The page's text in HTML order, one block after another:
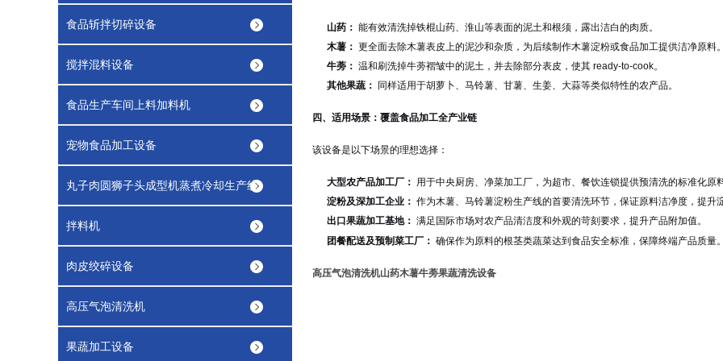
食品斩拌切碎设备
搅拌混料设备
食品生产车间上料加料机
宠物食品加工设备
丸子肉圆狮子头成型机蒸煮冷却生产线
拌料机
肉皮绞碎设备
高压气泡清洗机
果蔬加工设备
山药： 能有效清洗掉铁棍山药、淮山等表面的泥土和根须，露出洁白的肉质。
木薯： 更全面去除木薯表皮上的泥沙和杂质，为后续制作木薯淀粉或食品加工提供洁净原料。
牛蒡： 温和刷洗掉牛蒡褶皱中的泥土，并去除部分表皮，使其 ready-to-cook。
其他果蔬：
同样适用于胡萝卜、马铃薯、甘薯、生姜、大蒜等类似特性的农产品。
四、适用场景：覆盖食品加工全产业链
该设备是以下场景的理想选择：
大型农产品加工厂： 用于中央厨房、净菜加工厂，为超市、餐饮连锁提供预清洗的标准化原料
淀粉及深加工企业： 作为木薯、马铃薯淀粉生产线的首要清洗环节，保证原料洁净度，提升
出口果蔬加工基地： 满足国际市场对农产品清洁度和外观的苛刻要求，提升产品附加值。
团餐配送及预制菜工厂： 确保作为原料的根茎类蔬菜达到食品安全标准，保障终端产品质量。
高压气泡清洗机山药木薯牛蒡果蔬清洗设备